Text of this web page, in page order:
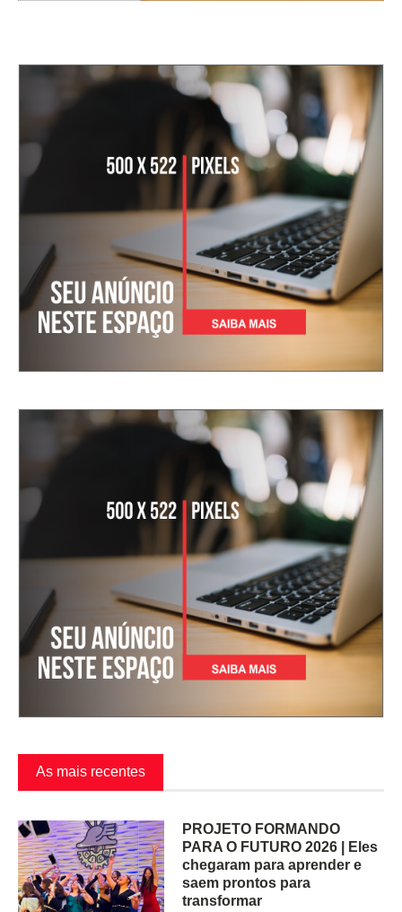
As mais recentes
PROJETO FORMANDO
PARA O FUTURO 2026 | Eles
chegaram para aprender e
saem prontos para
transformar